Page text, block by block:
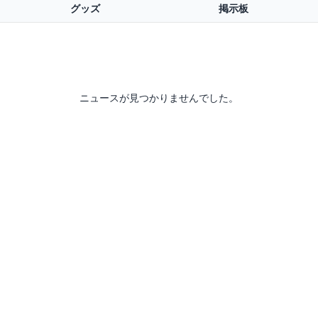
グッズ 掲示板
ニュースが見つかりませんでした。